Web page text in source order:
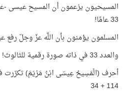
المسيحيون يزعمون أن المسيح عيسى -
33 عامًا!
المسلمون يؤمنون بأن اللَّه عزّ وجلّ رفع عيسى
والعدد 33 في ذاته صورة رقمية للثالوث!
114 + 34